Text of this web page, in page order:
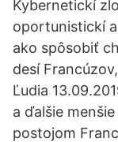
Kybernetickí
oportunistickí
ako spôsobiť
desí
Ľudia
a ďalšie
postojom